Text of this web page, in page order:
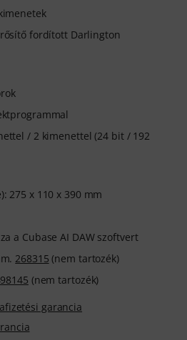
fordított Darlington
/ 2 kimenettel (24 bit / 192
275 x 110 x 390 mm
a Cubase AI DAW szoftvert
268315 (nem tartozék)
(nem tartozék)
garancia